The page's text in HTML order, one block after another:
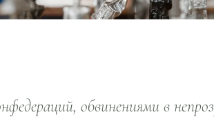
обвинениями в